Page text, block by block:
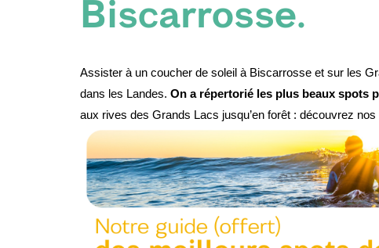
Biscarrosse.
Assister à un coucher de soleil à Biscarrosse et sur les
dans les Landes. On a répertorié les plus beaux spots
aux rives des Grands Lacs jusqu’en forêt : découvrez